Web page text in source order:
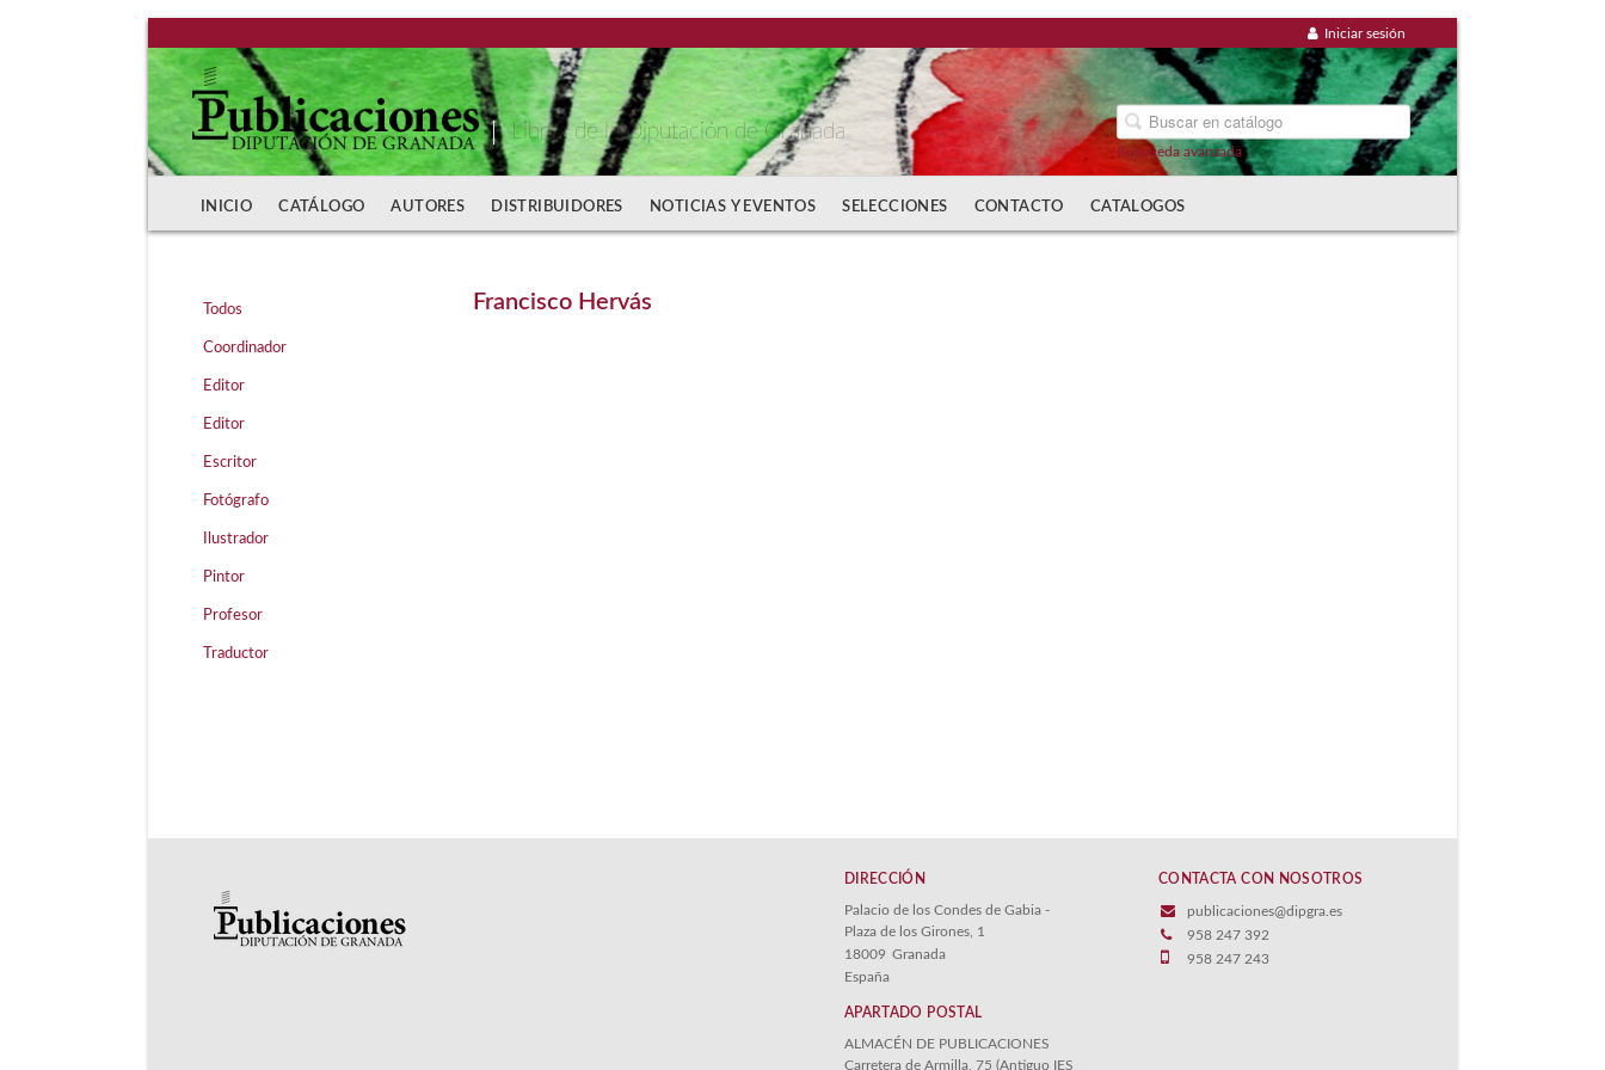
Iniciar sesión
Libros de la Diputación de Granada
Búsqueda avanzada
INICIO CATÁLOGO AUTORES DISTRIBUIDORES NOTICIAS Y EVENTOS SELECCIONES CONTACTO CATALOGOS
Todos
Coordinador
Editor
Editor
Escritor
Fotógrafo
Ilustrador
Pintor
Profesor
Traductor
Francisco Hervás
DIRECCIÓN
Palacio de los Condes de Gabia -
Plaza de los Girones, 1
18009 Granada
España
APARTADO POSTAL
ALMACÉN DE PUBLICACIONES
Carretera de Armilla, 75 (Antiguo IES
CONTACTA CON NOSOTROS
publicaciones@dipgra.es
958 247 392
958 247 243